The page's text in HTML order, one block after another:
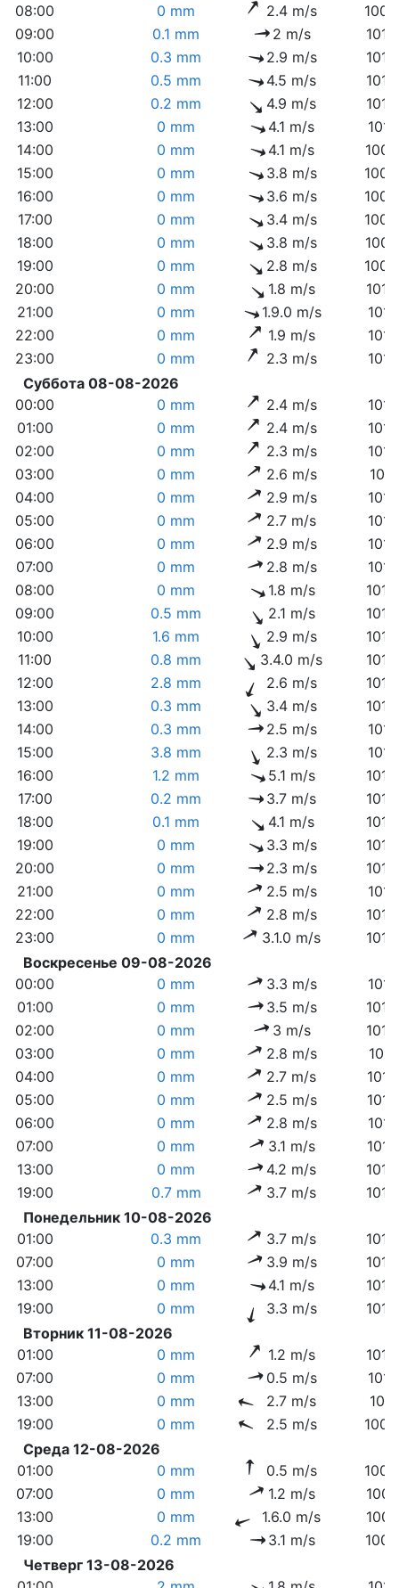
08:00
0 mm 2.4 m/s
09:00
0.1 mm 2 m/s
10:00
0.3 mm 2.9 m/s
11:00
0.5 mm 4.5 m/s
12:00
0.2 mm 4.9 m/s
13:00
0 mm 4.1 m/s
14:00
0 mm 4.1 m/s
15:00
0 mm 3.8 m/s
16:00
0 mm 3.6 m/s
17:00
0 mm 3.4 m/s
18:00
0 mm 3.8 m/s
19:00
0 mm 2.8 m/s
20:00
0 mm 1.8 m/s
21:00
0 mm 1.9.0 m/s
22:00
0 mm 1.9 m/s
23:00
0 mm 2.3 m/s
Суббота 08-08-2026
00:00
0 mm 2.4 m/s
01:00
0 mm 2.4 m/s
02:00
0 mm 2.3 m/s
03:00
0 mm 2.6 m/s
04:00
0 mm 2.9 m/s
05:00
0 mm 2.7 m/s
06:00
0 mm 2.9 m/s
07:00
0 mm 2.8 m/s
08:00
0 mm 1.8 m/s
09:00
0.5 mm 2.1 m/s
10:00
1.6 mm 2.9 m/s
11:00
0.8 mm 3.4.0 m/s
12:00
2.8 mm 2.6 m/s
13:00
0.3 mm 3.4 m/s
14:00
0.3 mm 2.5 m/s
15:00
3.8 mm 2.3 m/s
16:00
1.2 mm 5.1 m/s
17:00
0.2 mm 3.7 m/s
18:00
0.1 mm 4.1 m/s
19:00
0 mm 3.3 m/s
20:00
0 mm 2.3 m/s
21:00
0 mm 2.5 m/s
22:00
0 mm 2.8 m/s
23:00
0 mm 3.1.0 m/s
Воскресенье 09-08-2026
00:00
0 mm 3.3 m/s
01:00
0 mm 3.5 m/s
02:00
0 mm 3 m/s
03:00
0 mm 2.8 m/s
04:00
0 mm 2.7 m/s
05:00
0 mm 2.5 m/s
06:00
0 mm 2.8 m/s
07:00
0 mm 3.1 m/s
13:00
0 mm 4.2 m/s
19:00
0.7 mm 3.7 m/s
Понедельник 10-08-2026
01:00
0.3 mm 3.7 m/s
07:00
0 mm 3.9 m/s
13:00
0 mm 4.1 m/s
19:00
0 mm 3.3 m/s
Вторник 11-08-2026
01:00
0 mm 1.2 m/s
07:00
0 mm 0.5 m/s
13:00
0 mm 2.7 m/s
19:00
0 mm 2.5 m/s
Среда 12-08-2026
01:00
0 mm 0.5 m/s
07:00
0 mm 1.2 m/s
13:00
0 mm 1.6.0 m/s
19:00
0.2 mm 3.1 m/s
Четверг 13-08-2026